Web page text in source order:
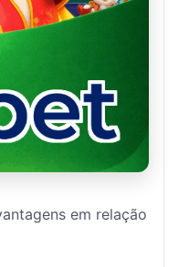
em relação